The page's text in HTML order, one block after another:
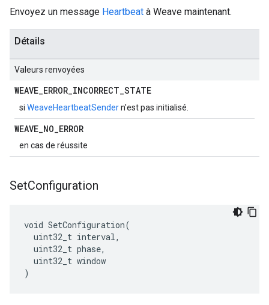
Envoyez un message Heartbeat à Weave maintenant.
Détails
Valeurs renvoyées
WEAVE_ERROR_INCORRECT_STATE
si WeaveHeartbeatSendern'est pas initialisé.
WEAVE_NO_ERROR
en cas de réussite
SetConfiguration
void SetConfiguration(
  uint32_t interval,
  uint32_t phase,
  uint32_t window
)